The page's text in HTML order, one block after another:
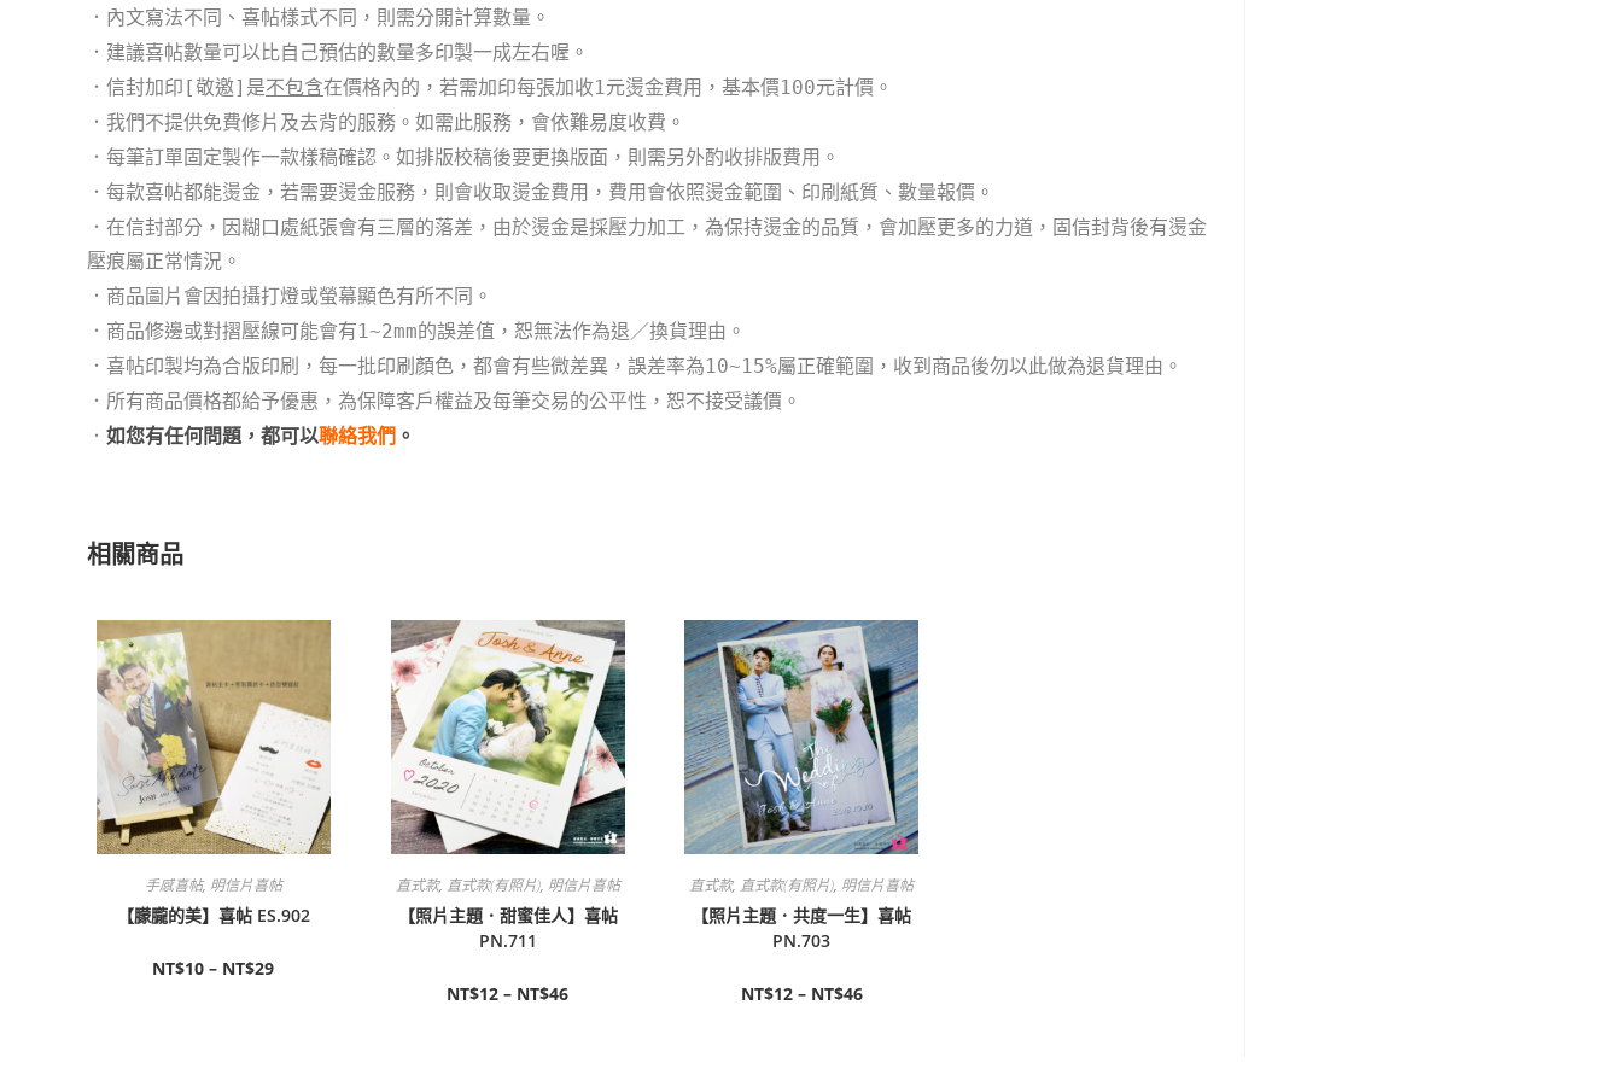
．內文寫法不同、喜帖樣式不同，則需分開計算數量。
． 建議喜帖數量可以比自己預估的數量多印製一成左右喔。
．信封加印[敬邀]是不包含在價格內的，若需加印每張加收1元燙金費用，基本價100元計價。
．我們不提供免費修片及去背的服務。如需此服務，會依難易度收費。
．每筆訂單固定製作一款樣稿確認。如排版校稿後要更換版面，則需另外酌收排版費用。
．每款喜帖都能燙金，若需要燙金服務，則會收取燙金費用，費用會依照燙金範圍、印刷紙質、數量報價。
． 在信封部分，因糊口處紙張會有三層的落差，由於燙金是採壓力加工， 為保持燙金的品質，會加壓更多的力道，固信封背後有燙金
壓痕屬正常情況 。
．商品圖片會因拍攝打燈或螢幕顯色有所不同。
．商品修邊或對摺壓線可能會有1~2mm的誤差值，恕無法作為退／換貨理由。
． 喜帖印製均為合版印刷，每一批印刷顏色，都會有些微差異，誤差率為10~15%屬正確範圍，收到商品後勿以此做為退貨理由。
．所有商品價格都給予優惠，為保障客戶權益及每筆交易的公平性，恕不接受議價。
． 如您有任何問題，都可以聯絡我們 。
相關商品
手感喜帖, 明信片喜帖
【朦朧的美】喜帖 ES.902
NT$10 – NT$29
直式款, 直式款(有照片), 明信片喜帖
【照片主題．甜蜜佳人】喜帖
PN.711
NT$12 – NT$46
直式款, 直式款(有照片), 明信片喜帖
【照片主題．共度一生】喜帖
PN.703
NT$12– NT$46